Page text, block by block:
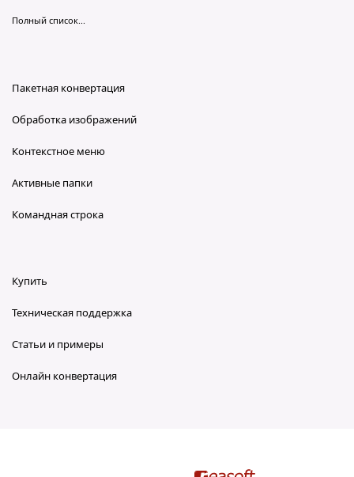
Полный список...
Пакетная конвертация
Обработка изображений
Контекстное меню
Активные папки
Командная строка
Купить
Техническая поддержка
Статьи и примеры
Онлайн конвертация